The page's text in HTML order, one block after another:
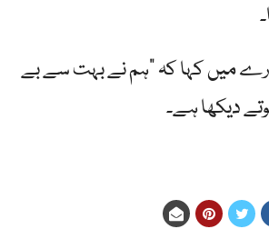
میں کہا کہ "ہم نے بہت سے بے
دیکھا ہے۔